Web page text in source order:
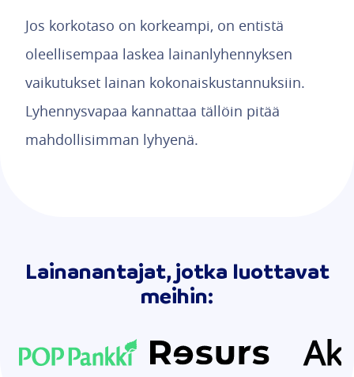
Jos korkotaso on korkeampi, on entistä
oleellisempaa laskea lainanlyhennyksen
vaikutukset lainan kokonaiskustannuksiin.
Lyhennysvapaa kannattaa tällöin pitää
mahdollisimman lyhyenä.
Lainanantajat, jotka luottavat
meihin: